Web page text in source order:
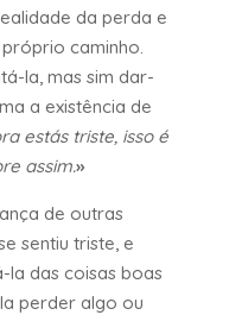
da perda e
caminho.
la, mas sim dar-
a existência de
estás triste, isso é
assim.»
de outras
sentiu triste, e
la das coisas boas
perder algo ou